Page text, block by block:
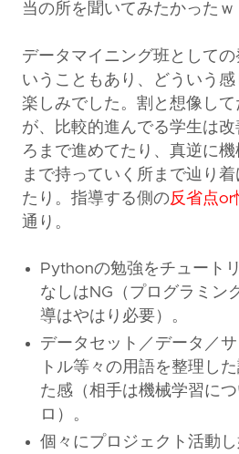
当の所を聞いてみたかったｗ
データマイニング班として
いうこともあり、どういう
楽しみでした。割と想像し
が、比較的進んでる学生は
ろまで進めてたり、真逆に
まで持っていく所まで辿り
たり。指導する側の反省点or
通り。
Pythonの勉強をチュート
なしはNG（プログラミン
導はやはり必要）。
データセット／データ／
トル等々の用語を整理し
た感（相手は機械学習に
ロ）。
個々にプロジェクト活動